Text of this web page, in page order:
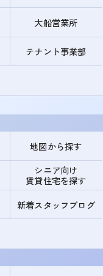
大船営業所
テナント事業部
地図から探す
シニア向け
賃貸住宅を探す
新着スタッフブログ